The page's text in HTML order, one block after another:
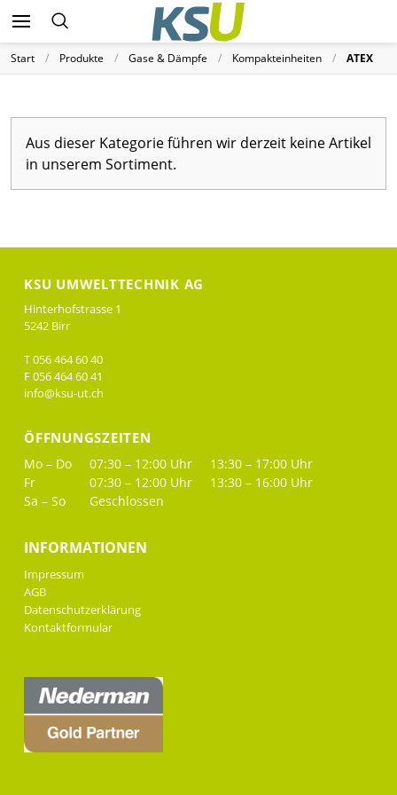
Start Produkte Gase & Dämpfe Kompakteinheiten ATEX
Aus dieser Kategorie führen wir derzeit keine Artikel
in unserem Sortiment.
KSU UMWELTTECHNIK AG
Hinterhofstrasse 1
5242 Birr
T 056 464 60 40
F 056 464 60 41
info@ksu-ut.ch
ÖFFNUNGSZEITEN
Mo – Do 07:30 – 12:00 Uhr
13:30 – 17:00 Uhr
Fr
07:30 – 12:00 Uhr
13:30 – 16:00 Uhr
Sa – So
Geschlossen
INFORMATIONEN
Impressum
AGB
Datenschutzerklärung
Kontaktformular